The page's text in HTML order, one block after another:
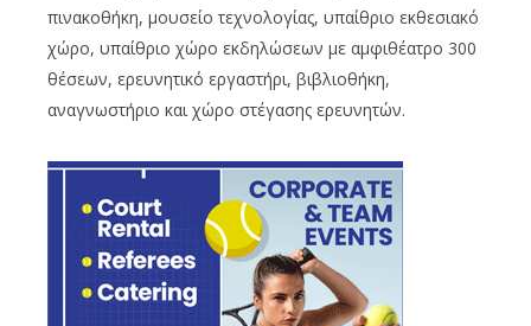
πινακοθήκη, μουσείο τεχνολογίας, υπαίθριο εκθεσιακό
χώρο, υπαίθριο χώρο εκδηλώσεων με αμφιθέατρο 300
θέσεων, ερευνητικό εργαστήρι, βιβλιοθήκη,
αναγνωστήριο και χώρο στέγασης ερευνητών.